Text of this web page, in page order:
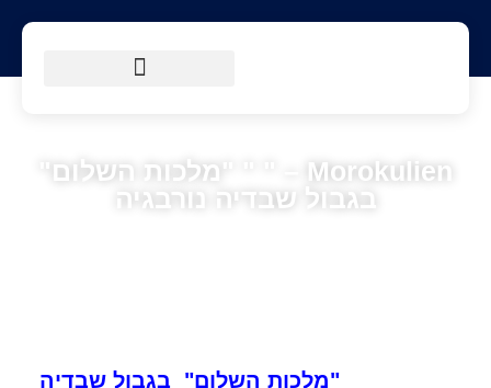
Morokulien – " " "מלכות השלום"
בגבול שבדיה נורבגיה
"מלכות השלום" בגבול שבדיה